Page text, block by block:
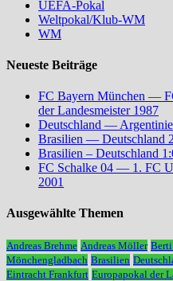
UEFA-Pokal
Weltpokal/Klub-WM
WM
Neueste Beiträge
FC Bayern München —
der Landesmeister 1987
Deutschland —
Brasilien — Deutschland
Brasilien – Deutschland
FC Schalke 04 — 1. FC
2001
Ausgewählte Themen
Andreas Brehme Andreas Möller Berti
Mönchengladbach Brasilien
Eintracht Frankfurt Europapokal der